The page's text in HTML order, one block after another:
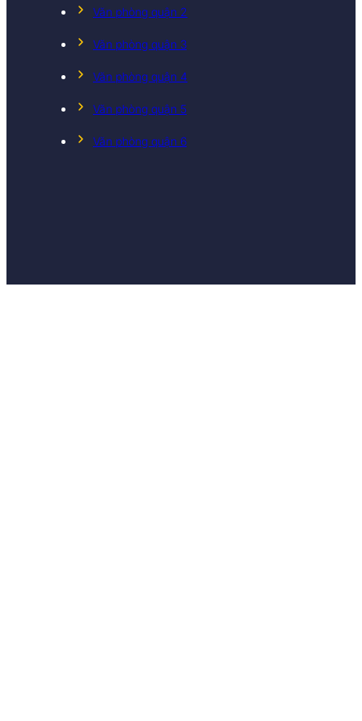
Văn phòng quận 2
Văn phòng quận 3
Văn phòng quận 4
Văn phòng quận 5
Văn phòng quận 6